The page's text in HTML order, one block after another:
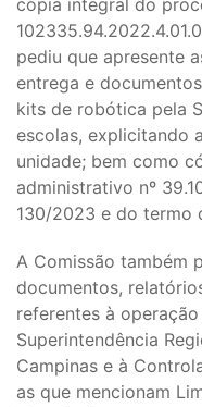
pediu que apresente
entrega e
kits de robótica pela
escolas, explicitando
unidade; bem como
administrativo nº
130/2023 e do termo
A Comissão também
documentos,
referentes à operação
Superintendência
Campinas e à
as que mencionam